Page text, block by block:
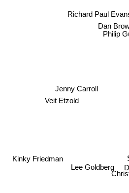
Lee Goldberg
Veit Etzold
Kinky Friedman
Jenny Carroll
Philip
Richard Paul
Dan Brown